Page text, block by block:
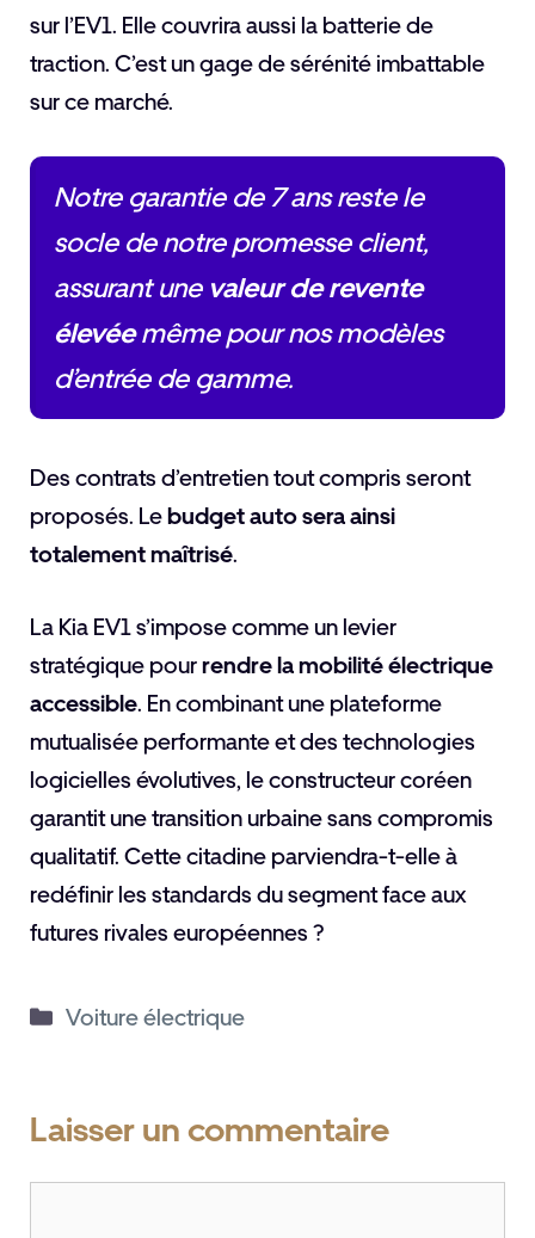
sur l’EV1. Elle couvrira aussi la batterie de
traction. C’est un gage de sérénité imbattable
sur ce marché.
Notre garantie de 7 ans reste le
socle de notre promesse client,
assurant une valeur de revente
élevéemême pour nos modèles
d’entrée de gamme.
Des contrats d’entretien tout compris seront
proposés. Lebudget auto sera ainsi
totalement maîtrisé.
La Kia EV1 s’impose comme un levier
stratégique pourrendre la mobilité électrique
accessible. En combinant une plateforme
mutualisée performante et des technologies
logicielles évolutives, le constructeur coréen
garantit une transition urbaine sans compromis
qualitatif. Cette citadine parviendra-t-elle à
redéfinir les standards du segment face aux
futures rivales européennes ?
Catégories
Voiture électrique
Laisser un commentaire